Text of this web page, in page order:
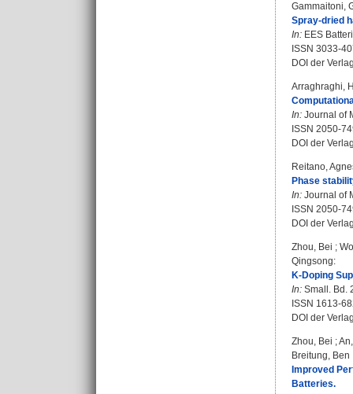
Gammaitoni,
Spray-dried
In: EES
ISSN 3033-
DOI der
Arraghraghi,
In: Journal of
ISSN 2050-
DOI der
Reitano,
Phase
In: Journal of
ISSN 2050-
DOI der
Zhou, Bei ;
Qingsong:
K-Doping
In: Small. Bd.
ISSN 1613-
DOI der
Zhou, Bei ;
Breitung, Ben
Improved
Batteries.